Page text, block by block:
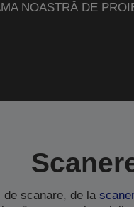
NOASTRĂ DE
de scanare, de la